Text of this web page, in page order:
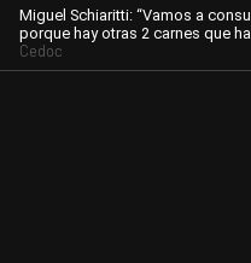
Miguel Schiaritti: “Vamos a
porque hay otras 2 carnes que
Cedoc